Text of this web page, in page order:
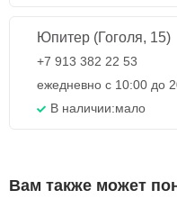
Юпитер (Гоголя, 15)
+7 913 382 22 53
ежедневно с 10:00 до
В наличии:мало
Вам также может